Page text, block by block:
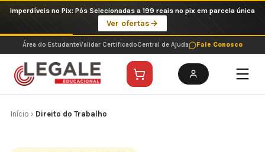
o
conteúdo
Imperdíveis no Pix: Pós Selecionadas a 199 reais no pix em parcela única
Ver ofertas
Área do EstudanteValidar CertificadoCentral de Ajuda Fale Conosco
Início › Direito do Trabalho